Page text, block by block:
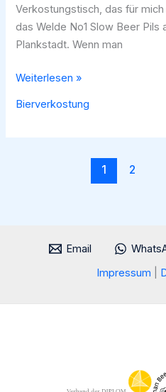
Verkostungstisch, das für
das Welde No1 Slow Beer Pils
Plankstadt. Wenn man
Welde
Premium-
Weiterlesen »
Bierverkostung
1 2
Email
Impressum